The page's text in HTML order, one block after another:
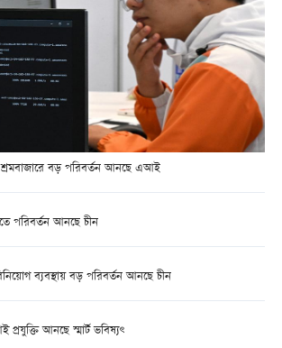
বড় পরিবর্তন আনছে এআই
পরিবর্তন আনছে চীন
ব্যবস্থায় বড় পরিবর্তন আনছে চীন
প্রযুক্তি আনছে স্মার্ট ভবিষ্যৎ